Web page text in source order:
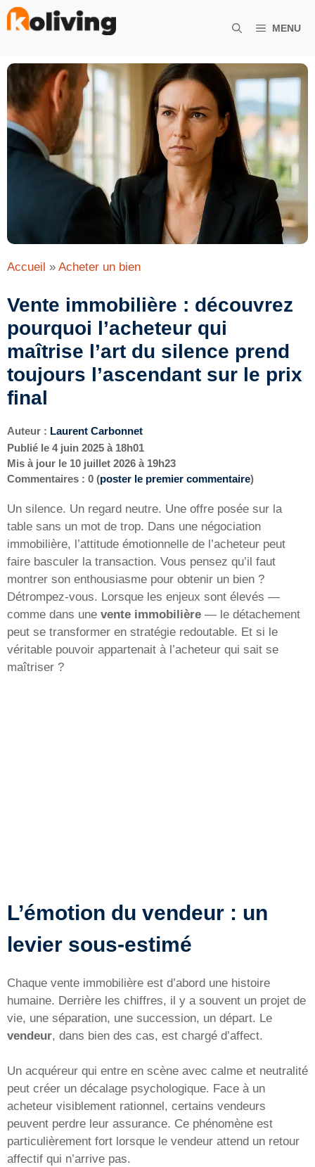
Aller
MENU
Accueil » Acheter un bien
Vente immobilière : découvrez
pourquoi l’acheteur qui
maîtrise l’art du silence prend
toujours l’ascendant sur le prix
final
Auteur : Laurent Carbonnet
Publié le 4 juin 2025 à 18h01
Mis à jour le 10 juillet 2026 à 19h23
Commentaires : 0 (poster le premier commentaire)
Un silence. Un regard neutre. Une offre posée sur la
table sans un mot de trop. Dans une négociation
immobilière, l’attitude émotionnelle de l’acheteur peut
faire basculer la transaction. Vous pensez qu’il faut
montrer son enthousiasme pour obtenir un bien ?
Détrompez-vous. Lorsque les enjeux sont élevés —
comme dans une vente immobilière — le détachement
peut se transformer en stratégie redoutable. Et si le
véritable pouvoir appartenait à l’acheteur qui sait se
maîtriser ?
L’émotion du vendeur : un
levier sous-estimé
Chaque vente immobilière est d’abord une histoire
humaine. Derrière les chiffres, il y a souvent un projet de
vie, une séparation, une succession, un départ. Le
vendeur, dans bien des cas, est chargé d’affect.
Un acquéreur qui entre en scène avec calme et neutralité
peut créer un décalage psychologique. Face à un
acheteur visiblement rationnel, certains vendeurs
peuvent perdre leur assurance. Ce phénomène est
particulièrement fort lorsque le vendeur attend un retour
affectif qui n’arrive pas.